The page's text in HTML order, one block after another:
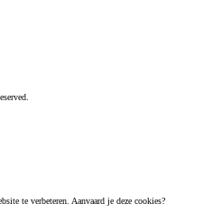
te verbeteren. Aanvaard je deze cookies?